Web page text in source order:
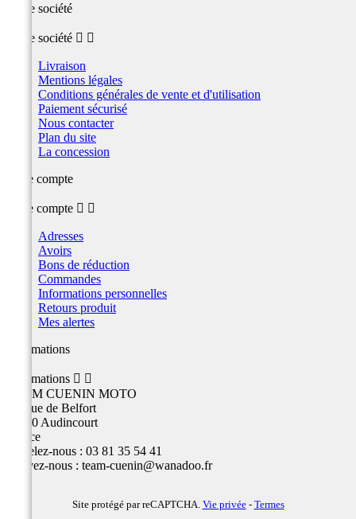
Notre société
Notre société  
Livraison
Mentions légales
Conditions générales de vente et d'utilisation
Paiement sécurisé
Nous contacter
Plan du site
La concession
Votre compte
Votre compte  
Adresses
Avoirs
Bons de réduction
Commandes
Informations personnelles
Retours produit
Mes alertes
Informations
Informations  
TEAM CUENIN MOTO
26 Rue de Belfort
25400 Audincourt
France
Appelez-nous : 03 81 35 54 41
Écrivez-nous : team-cuenin@wanadoo.fr
Site protégé par reCAPTCHA. Vie privée- Termes